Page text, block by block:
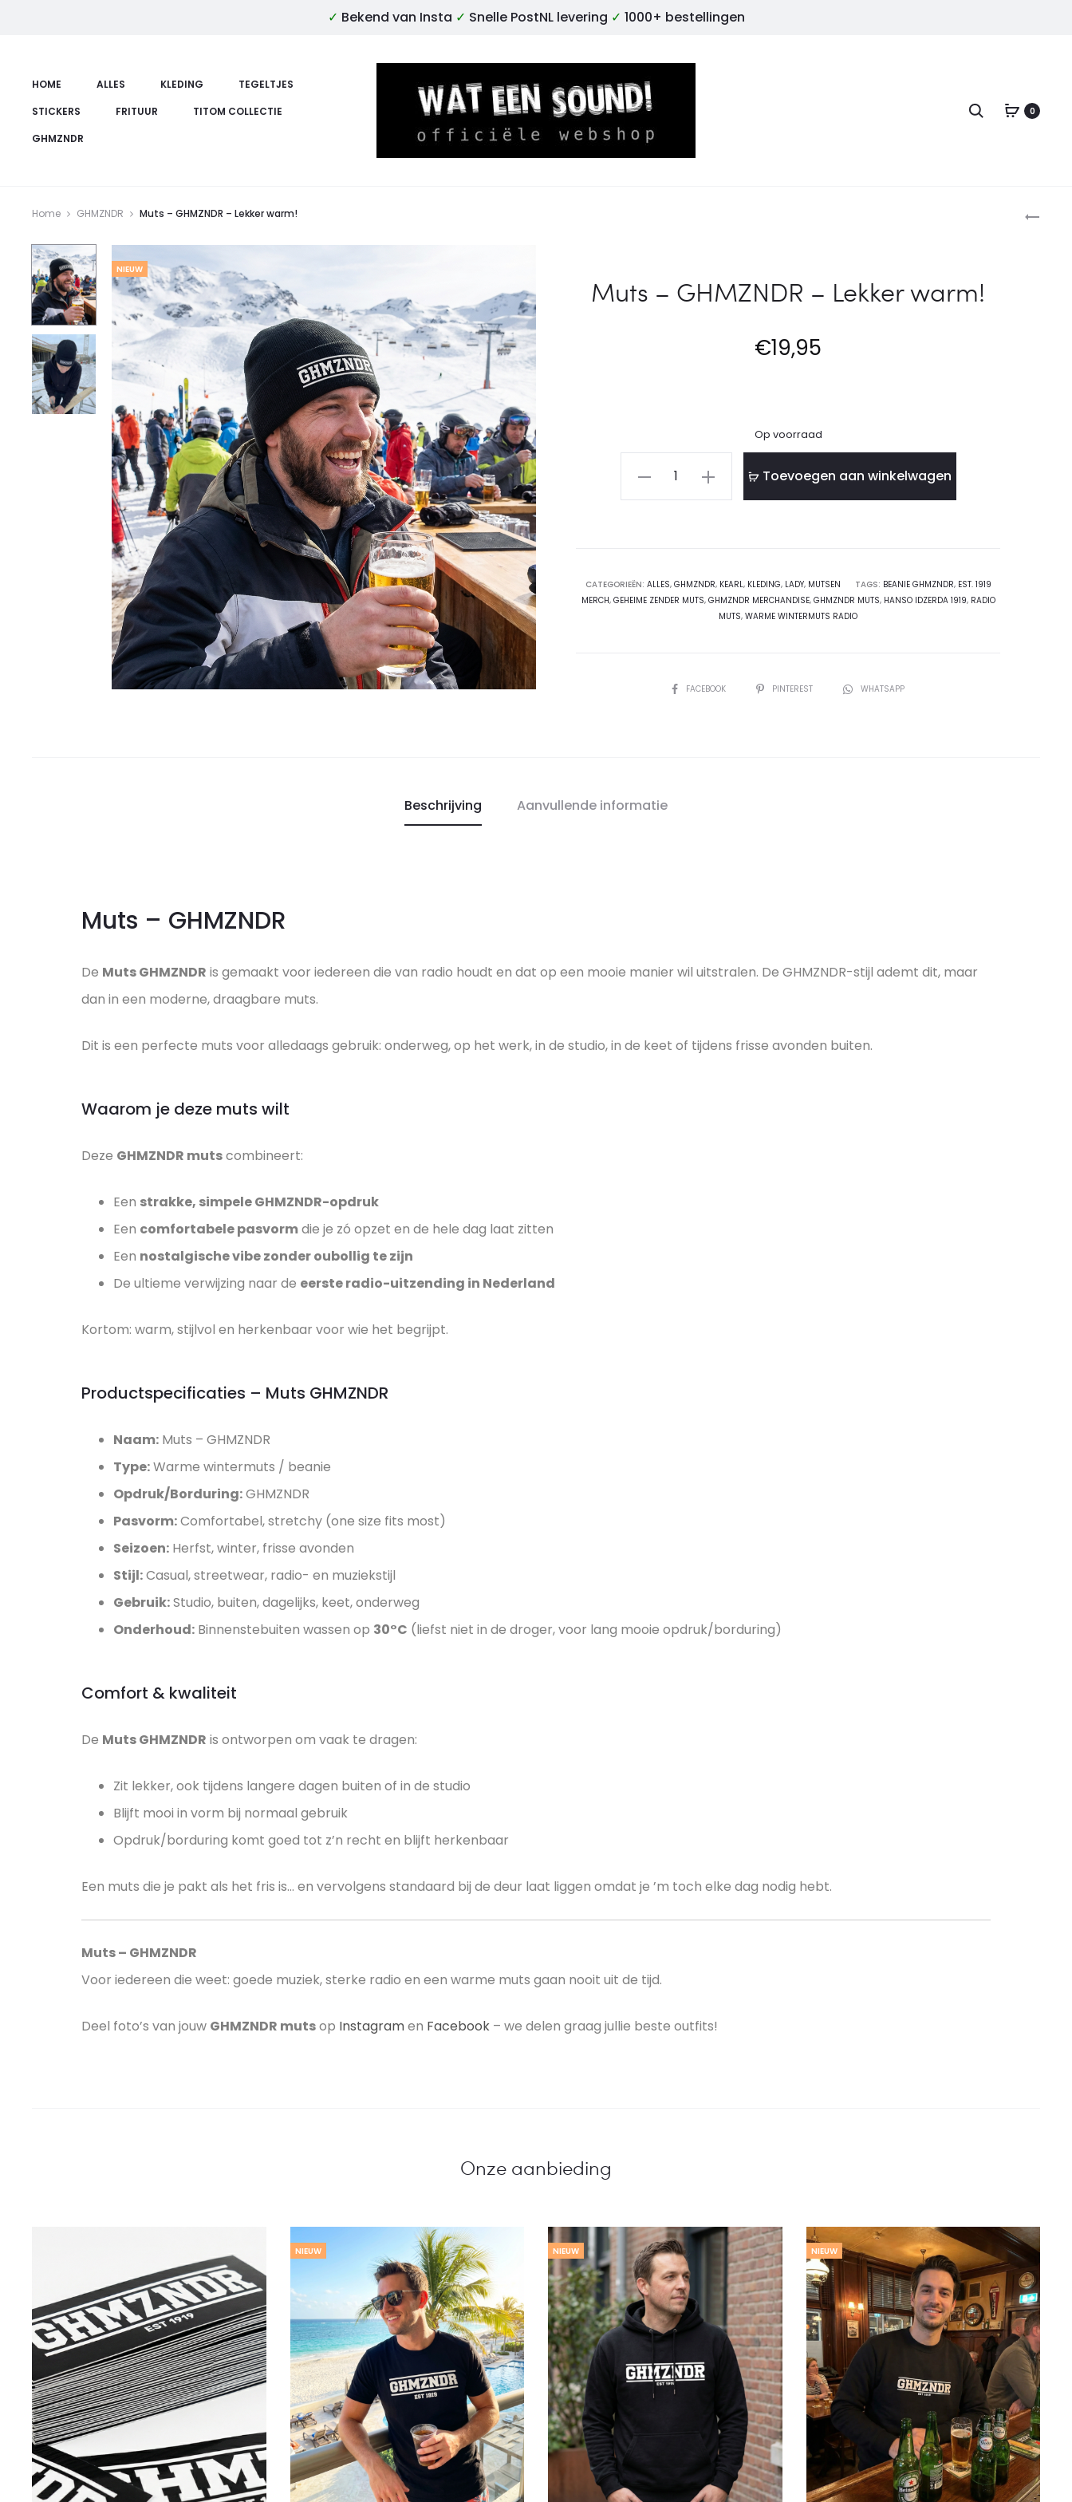
✓ Bekend van Insta ✓ Snelle PostNL levering ✓ 1000+ bestellingen
HOME ALLES KLEDING
TEGELTJES
STICKERS
FRITUUR
TITOM COLLECTIE
GHMZNDR
Zoeken0
Home GHMZNDR Muts – GHMZNDR – Lekker warm!
NIEUW
Muts – GHMZNDR – Lekker warm!
€19,95
Op voorraad
warm!
aantal
Toevoegen aan winkelwagen
CATEGORIEËN: ALLES, GHMZNDR, KEARL, KLEDING, LADY, MUTSEN TAGS: BEANIE GHMZNDR, EST. 1919
MERCH, GEHEIME ZENDER MUTS, GHMZNDR MERCHANDISE, GHMZNDR MUTS, HANSO IDZERDA 1919, RADIO
MUTS, WARME WINTERMUTS RADIO
DEELFACEBOOK PINTEREST WHATSAPP
Beschrijving Aanvullende informatie
Muts – GHMZNDR
De Muts GHMZNDR is gemaakt voor iedereen die van radio houdt en dat op een mooie manier wil uitstralen. De GHMZNDR-stijl ademt dit, maar
dan in een moderne, draagbare muts.
Dit is een perfecte muts voor alledaags gebruik: onderweg, op het werk, in de studio, in de keet of tijdens frisse avonden buiten.
Waarom je deze muts wilt
Deze GHMZNDR mutscombineert:
Een strakke, simpele GHMZNDR-opdruk
Een comfortabele pasvormdie je zó opzet en de hele dag laat zitten
Een nostalgische vibe zonder oubollig te zijn
De ultieme verwijzing naar de eerste radio-uitzending in Nederland
Kortom: warm, stijlvol en herkenbaar voor wie het begrijpt.
Productspecificaties – Muts GHMZNDR
Naam: Muts – GHMZNDR
Type:Warme wintermuts / beanie
Opdruk/Borduring:GHMZNDR
Pasvorm:Comfortabel, stretchy (one size fits most)
Seizoen: Herfst, winter, frisse avonden
Stijl:Casual, streetwear, radio- en muziekstijl
Gebruik:Studio, buiten, dagelijks, keet, onderweg
Onderhoud: Binnenstebuiten wassen op 30°C (liefst niet in de droger, voor lang mooie opdruk/borduring)
Comfort & kwaliteit
De Muts GHMZNDR is ontworpen om vaak te dragen:
Zit lekker, ook tijdens langere dagen buiten of in de studio
Blijft mooi in vorm bij normaal gebruik
Opdruk/borduring komt goed tot z’n recht en blijft herkenbaar
Een muts die je pakt als het fris is… en vervolgens standaard bij de deur laat liggen omdat je ’m toch elke dag nodig hebt.
Muts – GHMZNDR
Voor iedereen die weet: goede muziek, sterke radio en een warme muts gaan nooit uit de tijd.
Deel foto’s van jouw GHMZNDR mutsop Instagramen Facebook – we delen graag jullie beste outfits!
Onze aanbieding
NIEUW NIEUW NIEUW